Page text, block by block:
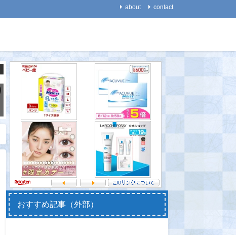
about contact
【能力】外国語の学習で音
楽力が向上する！～「共通
の脳回路」で互いに影響し
あう～
2021-08-14
【代謝】ヒトの代謝は、
「２０代から５０代では低
下しない」！
2021-08-28
おすすめ記事（外部）